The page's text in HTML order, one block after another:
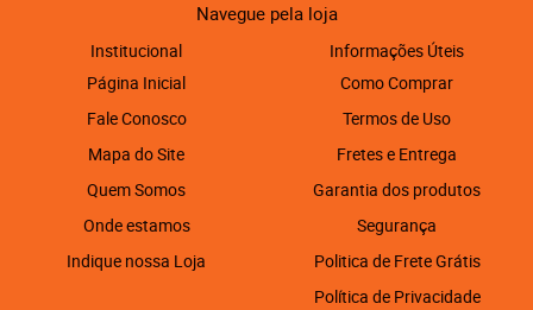
Navegue pela loja
Institucional
Página Inicial
Fale Conosco
Mapa do Site
Quem Somos
Onde estamos
Indique nossa Loja
Informações Úteis
Como Comprar
Termos de Uso
Fretes e Entrega
Garantia dos produtos
Segurança
Politica de Frete Grátis
Política de Privacidade